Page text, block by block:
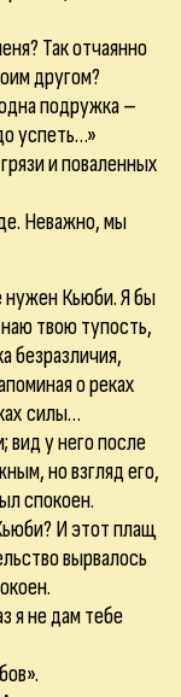
Так отчаянно
другом?
подружка –
успеть…»
и поваленных
Неважно, мы
нужен Кьюби. Я бы
твою тупость,
безразличия,
о реках
силы…
вид у него после
но взгляд его,
спокоен.
И этот плащ
вырвалось
я не дам тебе